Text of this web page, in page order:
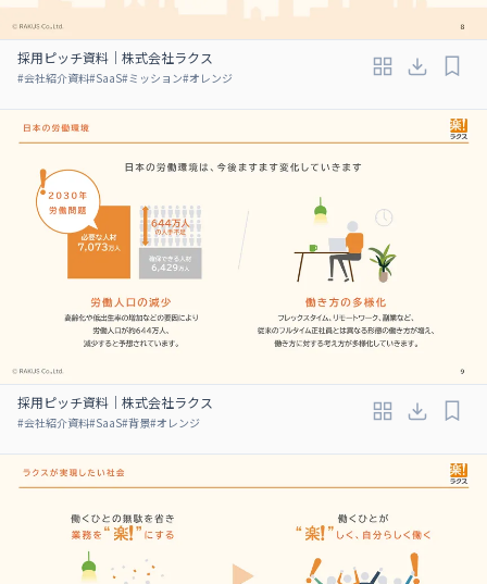
採用ピッチ資料｜株式会社ラクス
#会社紹介資料#SaaS#ミッション#オレンジ
採用ピッチ資料｜株式会社ラクス
#会社紹介資料#SaaS#背景#オレンジ